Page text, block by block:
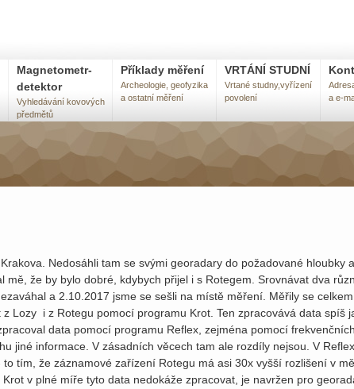
Magnetometr-
detektor
Vyhledávání kovových
předmětů
Příklady měření
Archeologie, geofyzika
a ostatní měření
VRTÁNÍ STUDNÍ
Vrtané studny,vyřízení
povolení
a e-
Nedosáhli tam se svými georadary do požadované hloubky
že by bylo dobré, kdybych přijel i s Rotegem. Srovnávat dva
a 2.10.2017 jsme se sešli na místě měření. Měřily se celkem
Lozy i z Rotegu pomocí programu Krot. Ten zpracovává data spíš
data pomocí programu Reflex, zejména pomocí
jiné informace. V zásadních věcech tam ale rozdíly nejsou. V
tím, že záznamové zařízení Rotegu má asi 30x vyšší rozlišení v
v plné míře tyto data nedokáže zpracovat, je navržen pro